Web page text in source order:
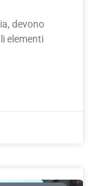
devono
elementi